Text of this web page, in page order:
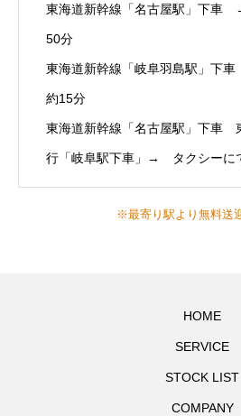
東海道新幹線「名古屋駅」下
50分
東海道新幹線「岐阜羽島駅」
約15分
東海道新幹線「名古屋駅」下車
行「岐阜駅下車」→ タクシーに
※最寄り駅より無料送
HOME
SERVICE
STOCK LIST
COMPANY